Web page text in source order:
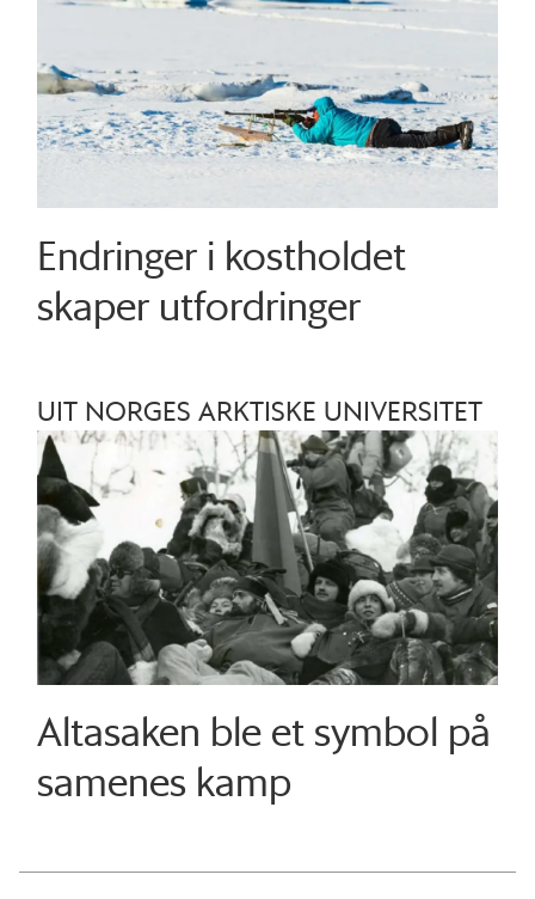
Endringer i kostholdet
skaper utfordringer
UIT NORGES ARKTISKE UNIVERSITET
Altasaken ble et symbol på
samenes kamp